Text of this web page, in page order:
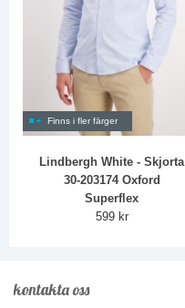
Finns i fler färger
Lindbergh White - Skjorta
30-203174 Oxford
Superflex
599 kr
kontakta oss